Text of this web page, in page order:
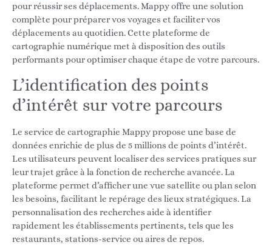
pour réussir ses déplacements. Mappy offre une solution
complète pour préparer vos voyages et faciliter vos
déplacements au quotidien. Cette plateforme de
cartographie numérique met à disposition des outils
performants pour optimiser chaque étape de votre parcours.
L’identification des points
d’intérêt sur votre parcours
Le service de cartographie Mappy propose une base de
données enrichie de plus de 5 millions de points d’intérêt.
Les utilisateurs peuvent localiser des services pratiques sur
leur trajet grâce à la fonction de recherche avancée. La
plateforme permet d’afficher une vue satellite ou plan selon
les besoins, facilitant le repérage des lieux stratégiques. La
personnalisation des recherches aide à identifier
rapidement les établissements pertinents, tels que les
restaurants, stations-service ou aires de repos.